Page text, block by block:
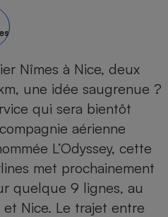
Nîmes à Nice, deux
une idée saugrenue ?
qui sera bientôt
aérienne
L’Odyssey, cette
met prochainement
quelque 9 lignes, au
Nice. Le trajet entre
bouteille
Assurance emprunteur
Banque
Lave-linge
Téléviseur
Matelas
Antimoustique